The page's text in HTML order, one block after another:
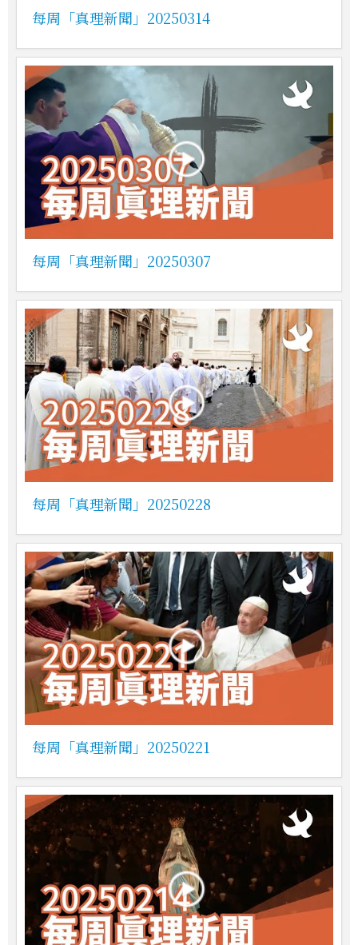
每周「真理新聞」20250314
每周「真理新聞」20250307
每周「真理新聞」20250228
每周「真理新聞」20250221